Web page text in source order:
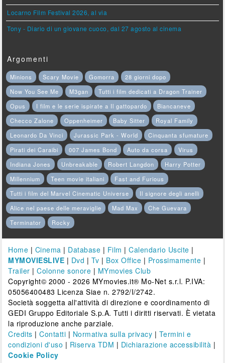
Locarno Film Festival 2026, al via
Tony - Diario di un giovane cuoco, dal 27 agosto al cinema
Argomenti
Minions Scary Movie Gomorra
28 giorni dopo
Now You See Me
M3gan
Tutti i film dedicati a Dragon Trainer
Opus
I film e le serie ispirate a Il gattopardo
Biancaneve
Checco Zalone
Oppenheimer Baby Sitter
Royal Family
Leonardo Da Vinci
Jurassic Park - World
Cinquanta sfumature
Pirati dei Caraibi
007 James Bond Auto da corsa
Virus
Indiana Jones
Unbreakable Robert Langdon
Harry Potter
Millennium
Teen movie italiani
Fast and Furious
Tutti i film del Marvel Cinematic Universe
Il signore degli anelli
Alice nel paese delle meraviglie
Mad Max
Che Guevara
Terminator
Rocky
Home | Cinema | Database | Film |Calendario Uscite |
MYMOVIESLIVE | Dvd | Tv | Box Office | Prossimamente |
Trailer |Colonne sonore | MYmovies Club
Copyright© 2000 - 2026 MYmovies.it® Mo-Net s.r.l. P.IVA:
05056400483 Licenza Siae n. 2792/I/2742.
Società soggetta all'attività di direzione e coordinamento di
GEDI Gruppo Editoriale S.p.A. Tutti i diritti riservati. È vietata
la riproduzione anche parziale.
Credits |Contatti | Normativa sulla privacy | Termini e
condizioni d'uso | Riserva TDM | Dichiarazione accessibilità |
Cookie Policy